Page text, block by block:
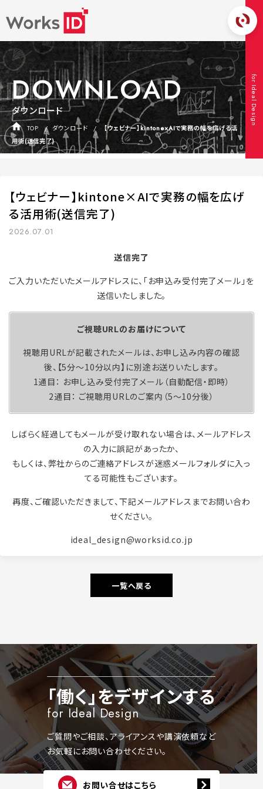
for Ideal Design
DOWNLOAD
ダウンロード
TOP ダウンロード
【ウェビナー】kintone×AIで実務の幅を広げる活
用術(送信完了)
【ウェビナー】kintone×AIで実務の幅を広げ
る活用術(送信完了)
2026.07.01
送信完了
ご入力いただいたメールアドレスに、「お申込み受付完了メール」を
送信いたしました。
ご視聴URLのお届けについて
視聴用URLが記載されたメールは、お申し込み内容の確認
後、【5分〜10分以内】に別途お送りいたします。
1通目： お申し込み受付完了メール（自動配信・即時）
2通目： ご視聴用URLのご案内（5〜10分後）
しばらく経過してもメールが受け取れない場合は、メールアドレス
の入力に誤記があったか、
もしくは、弊社からのご連絡アドレスが迷惑メールフォルダに入っ
てる可能性もございます。
再度、ご確認いただきまして、下記メールアドレスまでお問い合わ
せください。
ideal_design@worksid.co.jp
一覧へ戻る
「働く」をデザインする
for Ideal Design
ご質問やご相談、アライアンスや講演依頼など
お気軽にお問い合わせください。
お問い合せはこちら